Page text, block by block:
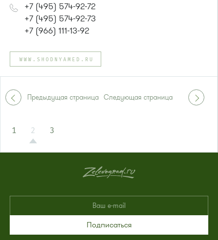
+7 (495) 574-92-72
+7 (495) 574-92-73
+7 (966) 111-13-92
WWW.SHODNYAMED.RU
Предыдущая страница Следующая страница
1 2 3
Подписаться